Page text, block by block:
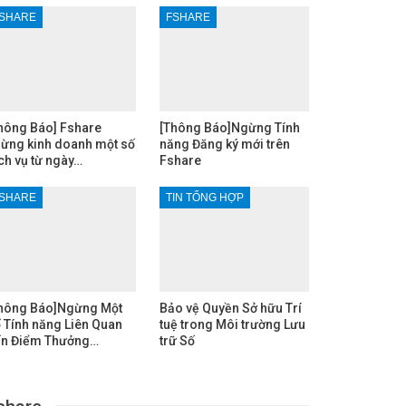
Báo] Fshare
kinh doanh một số
vụ từ ngày…
FSHARE
[Thông Báo]Ngừng Tính
năng Đăng ký mới trên
Fshare
Báo]Ngừng Một
Tính năng Liên Quan
Điểm Thưởng…
TIN TỔNG HỢP
Bảo vệ Quyền Sở hữu Trí
tuệ trong Môi trường Lưu
trữ Số